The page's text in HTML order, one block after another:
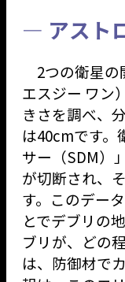
— アスト
2つの衛星の
エスジー ワン
きさを調べ、
は40cmです。
サー（SDM）
が切断され、
す。このデー
とでデブリの
ブリが、どの
は、防御材で